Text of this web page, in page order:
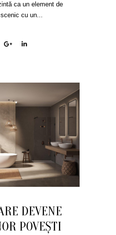
ca un element de
cu un...
DEVENE
POVEȘTI